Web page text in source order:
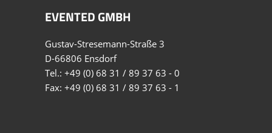
EVENTED GMBH
Gustav-Stresemann-Straße 3
D-66806 Ensdorf
Tel.: +49 (0) 68 31 / 89 37 63 - 0
Fax: +49 (0) 68 31 / 89 37 63 - 1